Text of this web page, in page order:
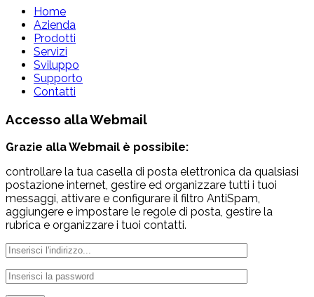
Home
Azienda
Prodotti
Servizi
Sviluppo
Supporto
Contatti
Accesso allaWebmail
Grazie alla Webmail è possibile:
controllare la tua casella di posta elettronica da qualsiasi
postazione internet, gestire ed organizzare tutti i tuoi
messaggi, attivare e configurare il filtro AntiSpam,
aggiungere e impostare le regole di posta, gestire la
rubrica e organizzare i tuoi contatti.